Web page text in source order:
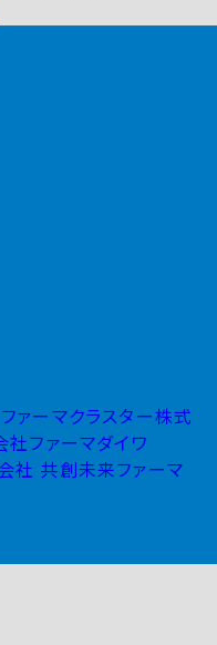
ファーマクラスター株式
社ファーマダイワ
社 共創未来ファーマ